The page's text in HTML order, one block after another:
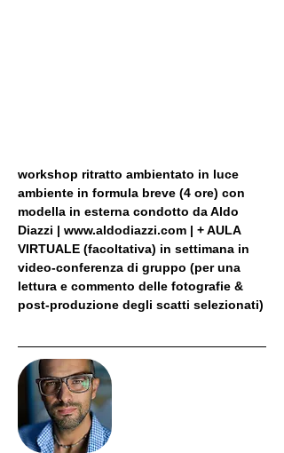
workshop ritratto ambientato in luce
ambiente in formula breve (4 ore) con
modella in esterna condotto da Aldo
Diazzi | www.aldodiazzi.com | + AULA
VIRTUALE (facoltativa) in settimana in
video-conferenza di gruppo (per una
lettura e commento delle fotografie &
post-produzione degli scatti selezionati)